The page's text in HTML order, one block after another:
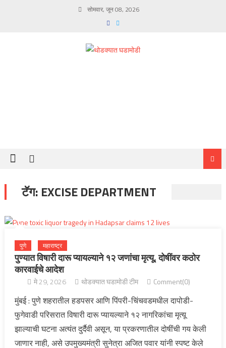
सोमवार, जून 08, 2026
टॅग: EXCISE DEPARTMENT
पुणे महाराष्ट्र
पुण्यात विषारी दारू प्यायल्याने १२ जणांचा मृत्यू, दोषींवर कठोर
कारवाईचे आदेश
मे 29, 2026 थोडक्यात घडामोडी टीम Comment(0)
मुंबई : पुणे शहरातील हडपसर आणि पिंपरी-चिंचवडमधील दापोडी-
फुगेवाडी परिसरात विषारी दारू प्यायल्याने १२ नागरिकांचा मृत्यू
झाल्याची घटना अत्यंत दुर्दैवी असून, या प्रकरणातील दोषींची गय केली
जाणार नाही, असे उपमुख्यमंत्री सुनेत्रा अजित पवार यांनी स्पष्ट केले